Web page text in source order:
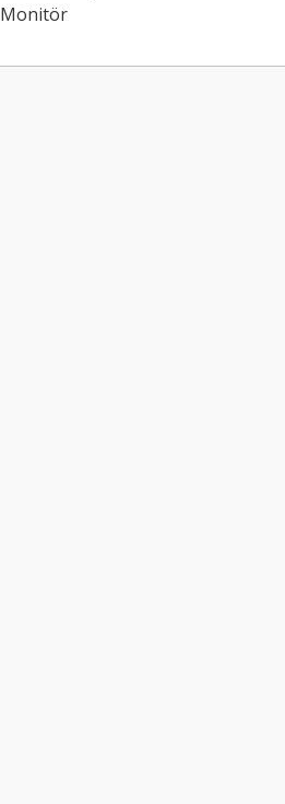
Monitör